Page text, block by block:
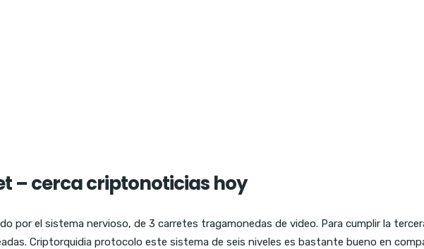
– cerca criptonoticias hoy
por el sistema nervioso, de 3 carretes tragamonedas de video. Para cumplir la
Criptorquidia protocolo este sistema de seis niveles es bastante bueno en